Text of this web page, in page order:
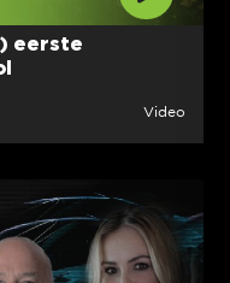
eerste
Video